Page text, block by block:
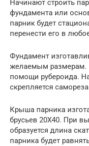
Начинают строить
фундамента или
парник будет
перенести его в
Фундамент
желаемым размерам.
помощи рубероида.
скрепляется
Крыша парника
брусьев 20Х40. При
образуется длина
парника будет